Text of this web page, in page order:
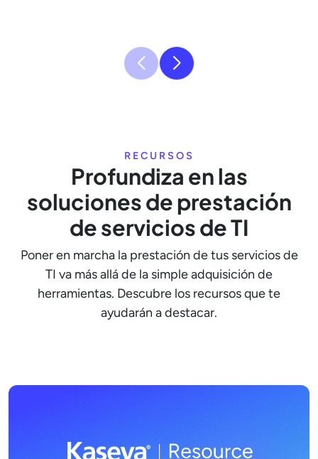
RECURSOS
Profundiza en las
soluciones de prestación
de servicios de TI
Poner en marcha la prestación de tus servicios de
TI va más allá de la simple adquisición de
herramientas. Descubre los recursos que te
ayudarán a destacar.